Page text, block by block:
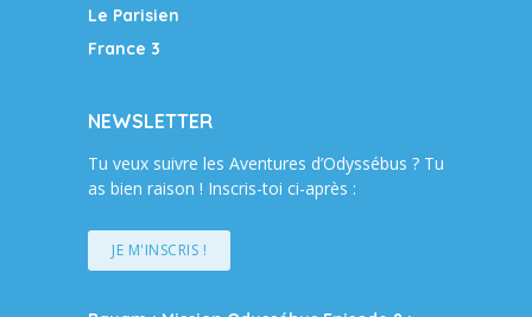
Le Parisien
France 3
NEWSLETTER
Tu veux suivre les Aventures d’Odyssébus ? Tu
as bien raison ! Inscris-toi ci-après :
JE M'INSCRIS !